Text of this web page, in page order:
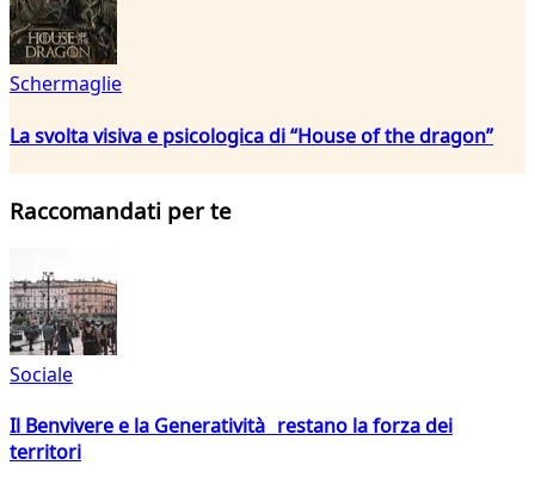
Schermaglie
La svolta visiva e psicologica di “House of the dragon”
Raccomandati per te
Sociale
Il Benvivere e la Generatività restano la forza dei
territori